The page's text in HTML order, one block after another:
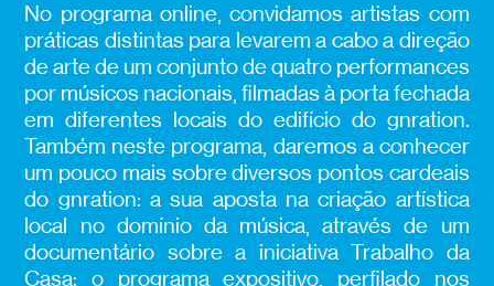
No programa online, convidamos artistas com
práticas distintas para levarem a cabo a direção
de arte de um conjunto de quatro performances
por músicos nacionais, filmadas à porta fechada
em diferentes locais do edifício do gnration.
Também neste programa, daremos a conhecer
um pouco mais sobre diversos pontos cardeais
do gnration: a sua aposta na criação artística
local no domínio da música, através de um
documentário sobre a iniciativa Trabalho da
Casa; o programa expositivo, perfilado nos